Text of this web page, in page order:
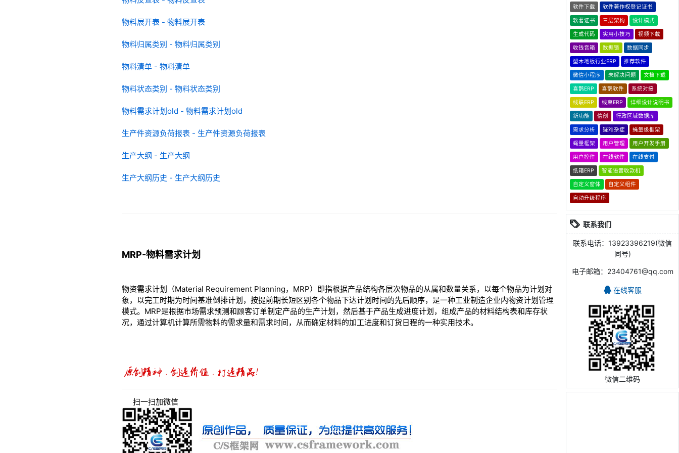
物料展开表 - 物料展开表
物料归属类别 - 物料归属类别
物料清单 - 物料清单
物料状态类别 - 物料状态类别
物料需求计划old - 物料需求计划old
生产件资源负荷报表 - 生产件资源负荷报表
生产大纲 - 生产大纲
生产大纲历史 - 生产大纲历史
MRP-物料需求计划
物资需求计划（Material Requirement Planning，MRP）即指根据产品结构各层次物品的从属和数量关系，以每个物品为计划对
象，以完工时期为时间基准倒排计划，按提前期长短区别各个物品下达计划时间的先后顺序，是一种工业制造企业内物资计划管理
模式。MRP是根据市场需求预测和顾客订单制定产品的生产计划，然后基于产品生成进度计划，组成产品的材料结构表和库存状
况，通过计算机计算所需物料的需求量和需求时间，从而确定材料的加工进度和订货日程的一种实用技术。
扫一扫加微信
软件下载 软件著作权登记证书
软著证书 三层架构 设计模式
生成代码 实用小技巧 视频下载
收钱音箱 数据锁 数据同步
塑木地板行业ERP 推荐软件
微信小程序 未解决问题 文档下载
喜鹊ERP 喜鹊软件 系统对接
线联ERP 线束ERP 详细设计说明书
新功能 信创 行政区域数据库
需求分析 疑难杂症 蝇量级框架
蝇量框架 用户管理 用户开发手册
用户控件 在线软件 在线支付
纸箱ERP 智能语音收款机
自定义窗体 自定义组件
自动升级程序
联系我们
联系电话：13923396219(微信
同号)
电子邮箱：23404761@qq.com
在线客服
微信二维码